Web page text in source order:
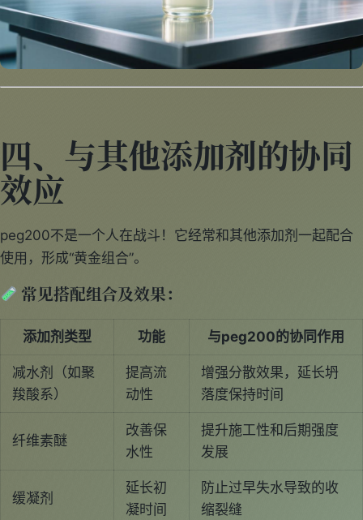
四、与其他添加剂的协同
效应
peg200不是一个人在战斗！它经常和其他添加剂一起配合
使用，形成“黄金组合”。
常见搭配组合及效果：
添加剂类型 功能
与peg200的协同作用
减水剂（如聚
羧酸系）
提高流
动性
增强分散效果，延长坍
落度保持时间
纤维素醚
改善保
水性
提升施工性和后期强度
发展
缓凝剂
延长初
凝时间
防止过早失水导致的收
缩裂缝